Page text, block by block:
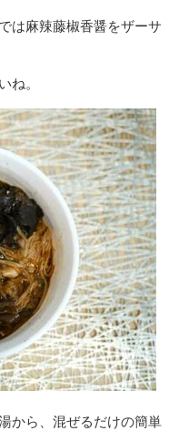
は麻辣藤椒香醤をザーサ
ね。
から、混ぜるだけの簡単